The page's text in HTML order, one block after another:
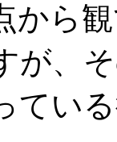
から
が、
てい